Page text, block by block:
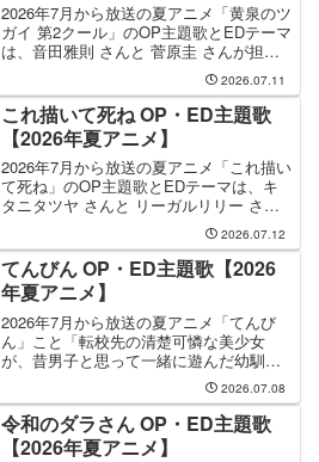
2026年7月から放送の夏アニメ「黄泉のツ
ガイ 第2クール」のOP主題歌とEDテーマ
は、音田雅則 さんと 菅原圭 さんが担当
します。OP主題歌の担当は音田雅則さん
で、曲名は「back shot」です。EDテー
マの担当は菅原圭さんで、曲名は「...
2026.07.11
これ描いて死ね OP・ED主題歌
【2026年夏アニメ】
2026年7月から放送の夏アニメ「これ描い
て死ね」のOP主題歌とEDテーマは、キ
タニタツヤ さんと リーガルリリー さん
が担当します。OP主題歌は キタニタツ
ヤ さんが担当し、OP主題歌のタイトル
は「遺書」です。EDテーマは リーガルリ
リー...
2026.07.12
てんびん OP・ED主題歌【2026
年夏アニメ】
2026年7月から放送の夏アニメ「てんび
ん」こと「転校先の清楚可憐な美少女
が、昔男子と思って一緒に遊んだ幼馴染
だった件」のOP主題歌とEDテーマは、
DIALOGUE+ さんと harmoe さんが担当
します。OP主題歌の担当はDIALOGU...
2026.07.08
令和のダラさん OP・ED主題歌
【2026年夏アニメ】